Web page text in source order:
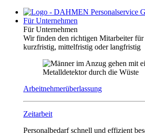
Für Unternehmen
Für Unternehmen
Wir finden den richtigen Mitarbeiter für
kurzfristig, mittelfristig oder langfristig
Arbeitnehmerüberlassung
Zeitarbeit
Personalbedarf schnell und effizient